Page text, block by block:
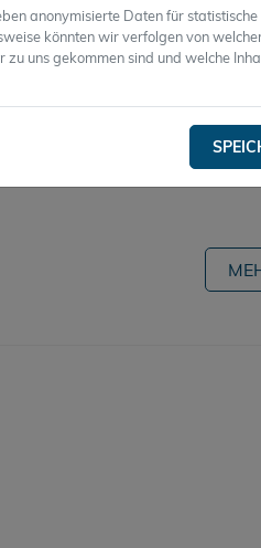
anonymisierte Daten für statistische
könnten wir verfolgen von
zu uns gekommen sind und welche
Intersolar
Intersolar-Messe
Heatsel®, eine
vom 31. Mai bis 2.